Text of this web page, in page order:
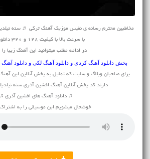
مخاطبین محترم رسانه ی نفیس موزیک آهنگ ترکی ♬ سنه
با سرعت بالا با کیفیت 128 و 320 دانلود کنید
در ادامه مطلب میتوانید این آهنگ زیبا
بخش دانلود آهنگ کردیو دانلود آهنگ لکیو دانلود
برای صاحبان وبلاگ و سایت که تمایل به پخش آنلاین این
دارند کد پخش آنلاین آهنگ افشین آذری سنه
♫ دانلود آهنگ های افشین آذری ♫
خوشحال میشویم این موسیقی را به اشتراک